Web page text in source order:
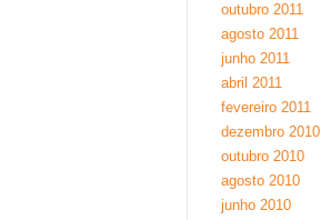
outubro 2011
agosto 2011
junho 2011
abril 2011
fevereiro 2011
dezembro 2010
outubro 2010
agosto 2010
junho 2010